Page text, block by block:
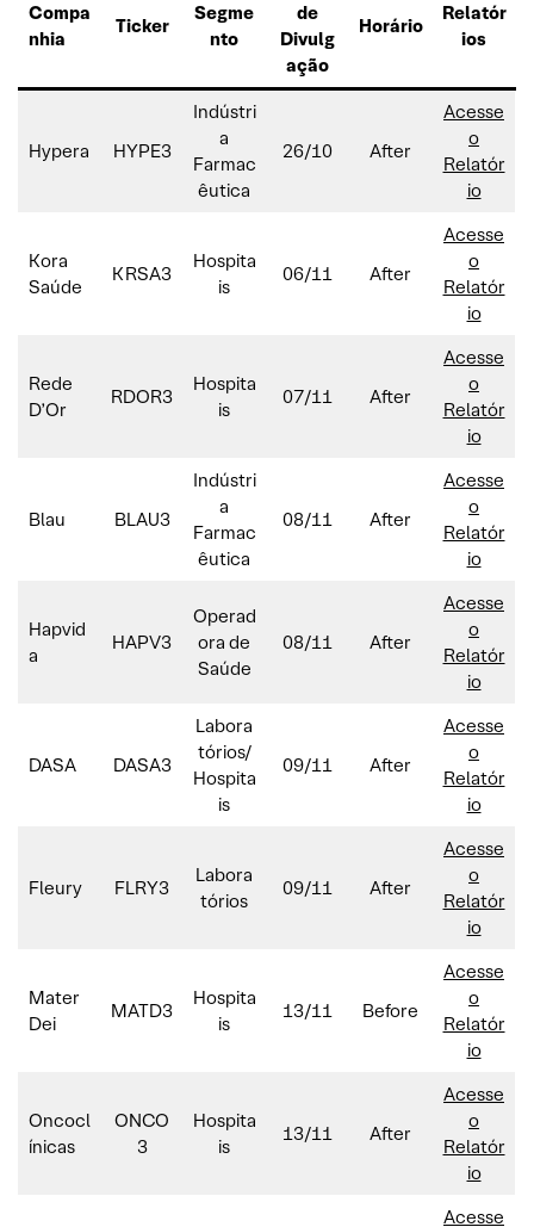
Compa
nhia
Ticker
Segme
nto
de
Divulg
ação
Horário
Relatór
ios
Hypera HYPE3
Indústri
a
Farmac
êutica
26/10 After
Acesse
o
Relatór
io
Kora
Saúde
KRSA3
Hospita
is
06/11 After
Acesse
o
Relatór
io
Rede
D’Or
RDOR3
Hospita
is
07/11 After
Acesse
o
Relatór
io
Blau BLAU3
Indústri
a
Farmac
êutica
08/11 After
Acesse
o
Relatór
io
Hapvid
a
HAPV3
Operad
ora de
Saúde
08/11 After
Acesse
o
Relatór
io
DASA DASA3
Labora
tórios/
Hospita
is
09/11 After
Acesse
o
Relatór
io
Fleury FLRY3
Labora
tórios
09/11 After
Acesse
o
Relatór
io
Mater
Dei
MATD3
Hospita
is
13/11 Before
Acesse
o
Relatór
io
Oncocl
ínicas
ONCO
3
Hospita
is
13/11 After
Acesse
o
Relatór
io
Acesse